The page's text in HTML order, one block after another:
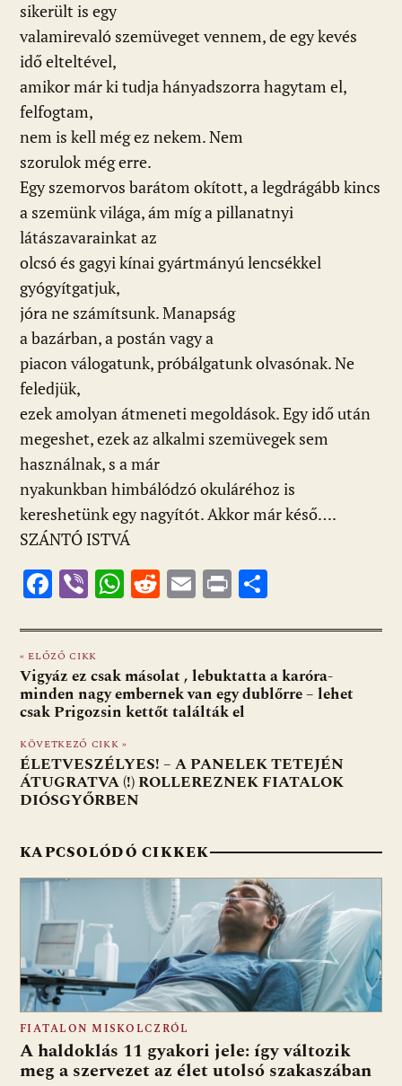
sikerült is egy
valamirevaló szemüveget vennem, de egy kevés
idő elteltével,
amikor már ki tudja hányadszorra hagytam el,
felfogtam,
nem is kell még ez nekem. Nem
szorulok még erre.
Egy szemorvos barátom okított, a legdrágább kincs
a szemünk világa, ám míg a pillanatnyi
látászavarainkat az
olcsó és gagyi kínai gyártmányú lencsékkel
gyógyítgatjuk,
jóra ne számítsunk. Manapság
a bazárban, a postán vagy a
piacon válogatunk, próbálgatunk olvasónak. Ne
feledjük,
ezek amolyan átmeneti megoldások. Egy idő után
megeshet, ezek az alkalmi szemüvegek sem
használnak, s a már
nyakunkban himbálódzó okuláréhoz is
kereshetünk egy nagyítót. Akkor már késő….
SZÁNTÓ ISTVÁ
F
e
b
o
o
k
Vi
er
W
at
s
A
p
p
R
d
di
t
E
ai
l
Pr
t za
m
e
« ELŐZŐ CIKK
Vigyáz ez csak másolat , lebuktatta a karóra-
minden nagy embernek van egy dublőrre – lehet
csak Prigozsin kettőt találták el
KÖVETKEZŐ CIKK »
ÉLETVESZÉLYES! – A PANELEK TETEJÉN
ÁTUGRATVA (!) ROLLEREZNEK FIATALOK
DIÓSGYŐRBEN
KAPCSOLÓDÓ CIKKEK
FIATALON MISKOLCZRÓL
A haldoklás 11 gyakori jele: így változik
meg a szervezet az élet utolsó szakaszában